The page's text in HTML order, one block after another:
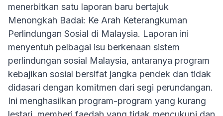
menerbitkan satu laporan baru bertajuk
Menongkah Badai: Ke Arah Keterangkuman
Perlindungan Sosial di Malaysia. Laporan ini
menyentuh pelbagai isu berkenaan sistem
perlindungan sosial Malaysia, antaranya program
kebajikan sosial bersifat jangka pendek dan tidak
didasari dengan komitmen dari segi perundangan.
Ini menghasilkan program-program yang kurang